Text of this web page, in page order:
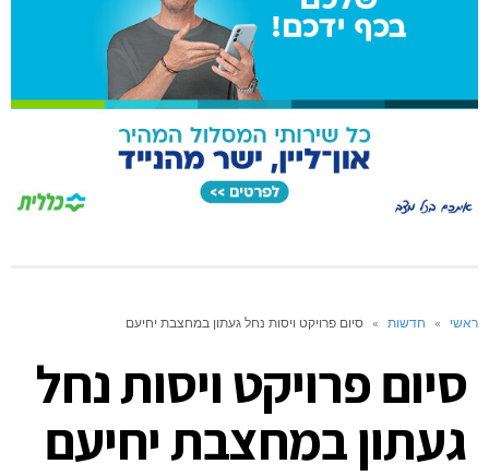
ראשי » חדשות » סיום פרויקט ויסות נחל געתון במחצבת יחיעם
סיום פרויקט ויסות נחל
געתון במחצבת יחיעם